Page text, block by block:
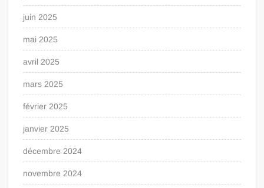
juin 2025
mai 2025
avril 2025
mars 2025
février 2025
janvier 2025
décembre 2024
novembre 2024